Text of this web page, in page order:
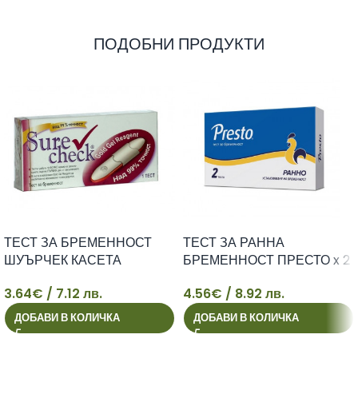
ПОДОБНИ ПРОДУКТИ
3
ТЕСТ ЗА БРЕМЕННОСТ
ШУЪРЧЕК КАСЕТА
3.64€ / 7.12 лв.
ДОБАВИ В КОЛИЧКА
4
ТЕСТ ЗА РАННА
БРЕМЕННОСТ ПРЕСТО x 2
4.56€ / 8.92 лв.
ДОБАВИ В КОЛИЧКА